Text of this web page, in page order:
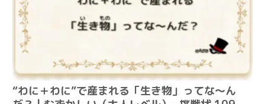
“わに＋わに”で産まれる「生き物」ってな～ん